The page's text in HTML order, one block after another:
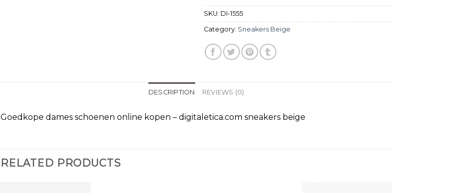
SKU: DI-1555
Category: Sneakers Beige
DESCRIPTION REVIEWS (0)
Goedkope dames schoenen online kopen – digitaletica.com sneakers beige
RELATED PRODUCTS